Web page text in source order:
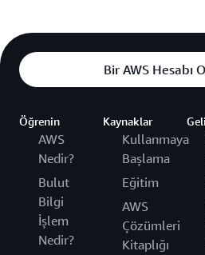
Bir AWS Hesabı
Öğrenin
AWS
Nedir?
Bulut
Bilgi
İşlem
Nedir?
Kaynaklar
Kullanmaya
Başlama
Eğitim
AWS
Çözümleri
Kitaplığı